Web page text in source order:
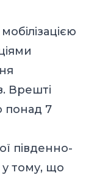
Врешті
понад 7
південно-
у тому, що